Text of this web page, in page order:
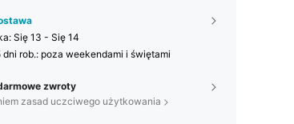
Się 13 - Się 14
rob.: poza weekendami i świętami
zwroty
zasad uczciwego użytkowania